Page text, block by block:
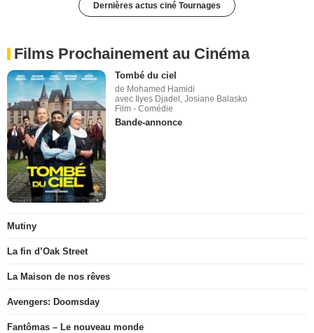
Dernières actus ciné Tournages
Films Prochainement au Cinéma
Tombé du ciel
de Mohamed Hamidi
avec Ilyes Djadel, Josiane Balasko
Film - Comédie
Bande-annonce
Mutiny
La fin d’Oak Street
La Maison de nos rêves
Avengers: Doomsday
Fantômas – Le nouveau monde